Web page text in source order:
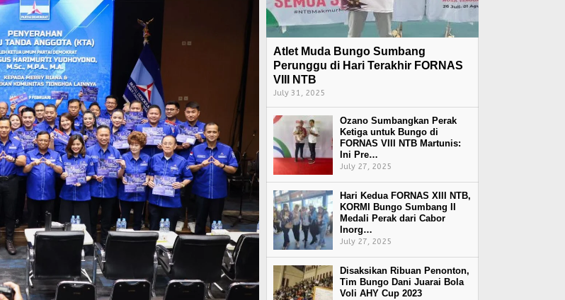
Atlet Muda Bungo Sumbang
Perunggu di Hari Terakhir FORNAS
VIII NTB
July 31, 2025
Ozano Sumbangkan Perak
Ketiga untuk Bungo di
FORNAS VIII NTB Martunis:
Ini Pre…
July 27, 2025
Hari Kedua FORNAS XIII NTB,
KORMI Bungo Sumbang II
Medali Perak dari Cabor
Inorg…
July 27, 2025
Disaksikan Ribuan Penonton,
Tim Bungo Dani Juarai Bola
Voli AHY Cup 2023